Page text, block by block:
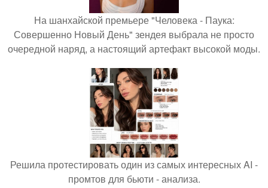
На шанхайской премьере "Человека - Паука:
Совершенно Новый День" зендея выбрала не просто
очередной наряд, а настоящий артефакт высокой моды.
Решила протестировать один из самых интересных AI -
промтов для бьюти - анализа.